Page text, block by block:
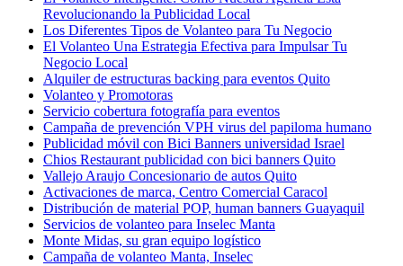
Revolucionando la Publicidad Local
Los Diferentes Tipos de Volanteo para Tu Negocio
El Volanteo Una Estrategia Efectiva para Impulsar Tu
Negocio Local
Alquiler de estructuras backing para eventos Quito
Volanteo y Promotoras
Servicio cobertura fotografía para eventos
Campaña de prevención VPH virus del papiloma humano
Publicidad móvil con Bici Banners universidad Israel
Chios Restaurant publicidad con bici banners Quito
Vallejo Araujo Concesionario de autos Quito
Activaciones de marca, Centro Comercial Caracol
Distribución de material POP, human banners Guayaquil
Servicios de volanteo para Inselec Manta
Monte Midas, su gran equipo logístico
Campaña de volanteo Manta, Inselec